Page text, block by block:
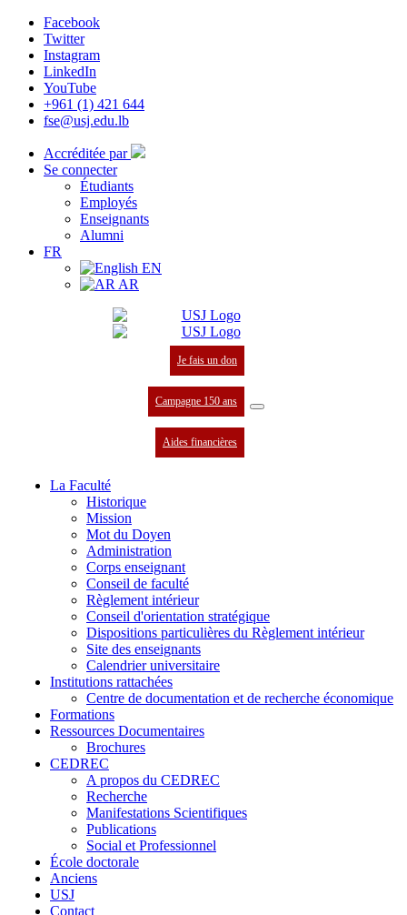
Facebook
Twitter
Instagram
LinkedIn
YouTube
+961 (1) 421 644
fse@usj.edu.lb
Accréditée par
Se connecter
Étudiants
Employés
Enseignants
Alumni
FR
EN
AR
Je fais un don
Campagne 150 ans
Aides financières
La Faculté
Historique
Mission
Mot du Doyen
Administration
Corps enseignant
Conseil de faculté
Règlement intérieur
Conseil d'orientation stratégique
Dispositions particulières du Règlement intérieur
Site des enseignants
Calendrier universitaire
Institutions rattachées
Centre de documentation et de recherche économique
Formations
Ressources Documentaires
Brochures
CEDREC
A propos du CEDREC
Recherche
Manifestations Scientifiques
Publications
Social et Professionnel
École doctorale
Anciens
USJ
Contact